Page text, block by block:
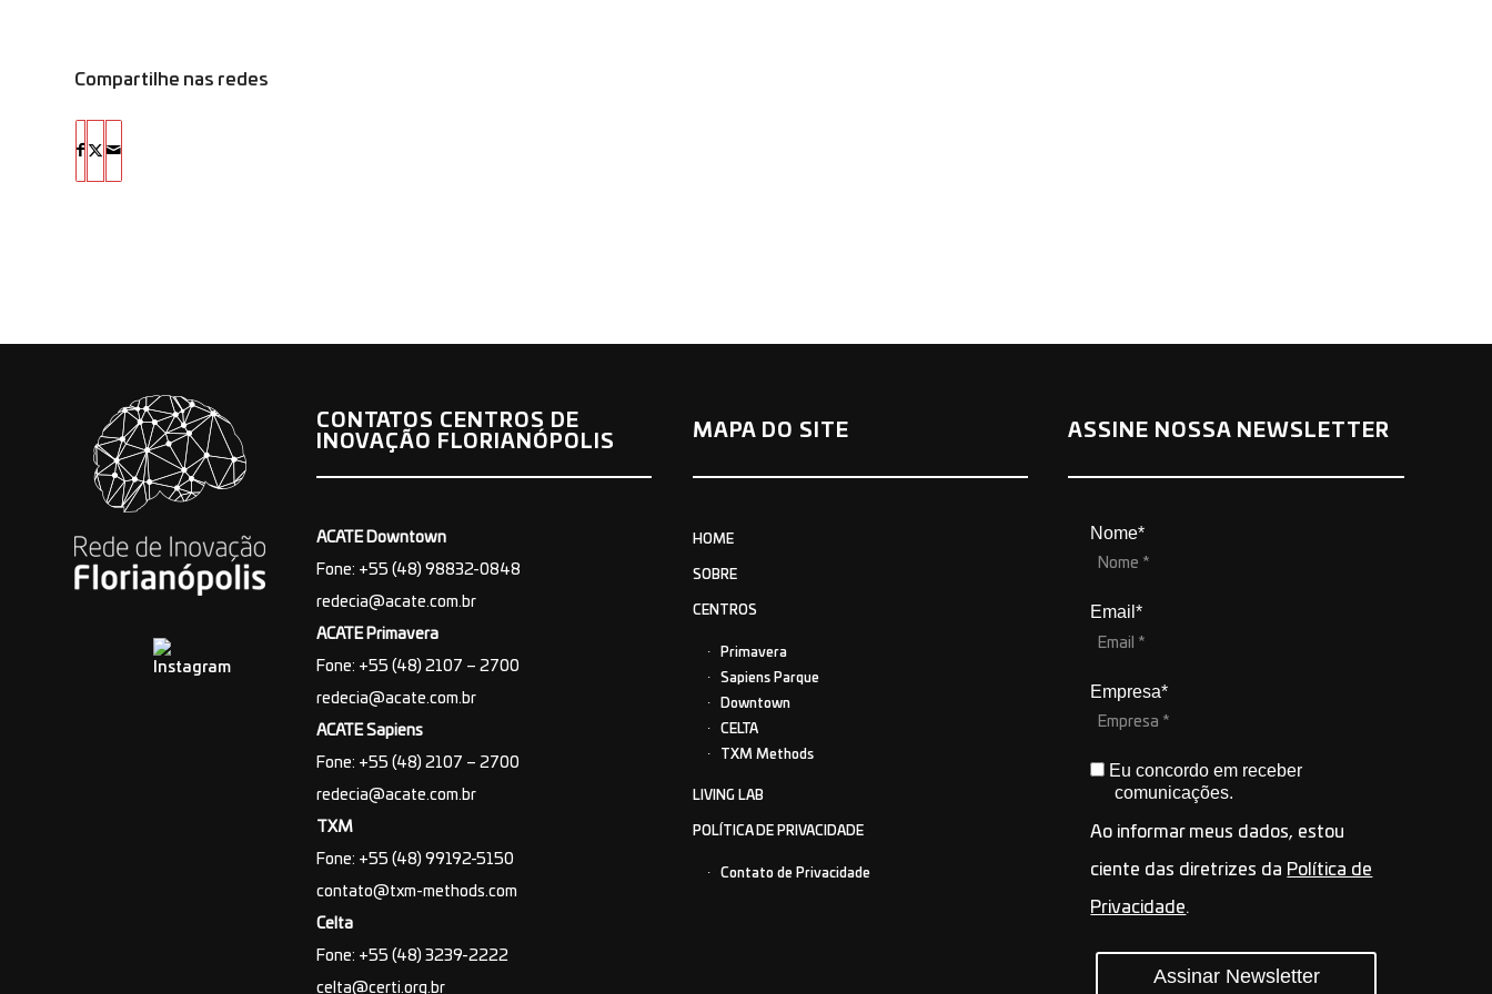
Compartilhe nas redes
CONTATOS CENTROS DE
INOVAÇÃO FLORIANÓPOLIS
ACATE Downtown
Fone: +55 (48) 98832-0848
redecia@acate.com.br
ACATE Primavera
Fone: +55 (48) 2107 – 2700
redecia@acate.com.br
ACATE Sapiens
Fone: +55 (48) 2107 – 2700
redecia@acate.com.br
TXM
Fone: +55 (48) 99192-5150
contato@txm-methods.com
Celta
Fone: +55 (48) 3239-2222
celta@certi.org.br
MAPA DO SITE
HOME
SOBRE
CENTROS
Primavera
Sapiens Parque
Downtown
CELTA
TXM Methods
LIVING LAB
POLÍTICA DE PRIVACIDADE
Contato de Privacidade
ASSINE NOSSA NEWSLETTER
Nome*
Email*
Empresa*
Eu concordo em receber
comunicações.
Ao informar meus dados, estou
ciente das diretrizes da Política de
Privacidade.
Assinar Newsletter